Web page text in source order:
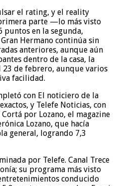
el rating, y el reality
parte —lo más visto
en la segunda,
Hermano continúa sin
anteriores, aunque aún
dentro de la casa, la
23 de febrero, aunque varios
facilidad.
con El noticiero de la
y Telefe Noticias, con
por Lozano, el magazine
Lozano, que hacía
general, logrando 7,3
por Telefe. Canal Trece
su programa más visto
conducido